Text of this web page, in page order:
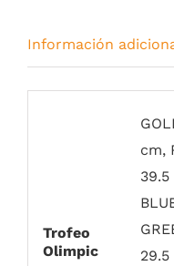
Información
Trofeo
Olimpic
cm,